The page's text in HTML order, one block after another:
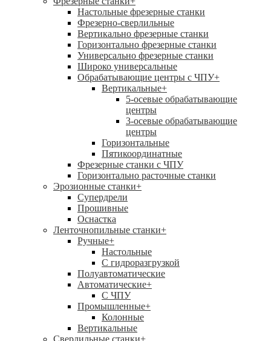
Настольные фрезерные станки
Фрезерно-сверлильные
Вертикально фрезерные станки
Горизонтально фрезерные станки
Универсально фрезерные станки
Широко универсальные
Обрабатывающие центры с ЧПУ+
Вертикальные+
5-осевые обрабатывающие
центры
3-осевые обрабатывающие
центры
Горизонтальные
Пятикоординатные
Фрезерные станки с ЧПУ
Горизонтально расточные станки
Эрозионные станки+
Супердрели
Прошивные
Оснастка
Ленточнопильные станки+
Ручные+
Настольные
С гидроразгрузкой
Полуавтоматические
Автоматические+
С ЧПУ
Промышленные+
Колонные
Вертикальные
Сверлильные станки+